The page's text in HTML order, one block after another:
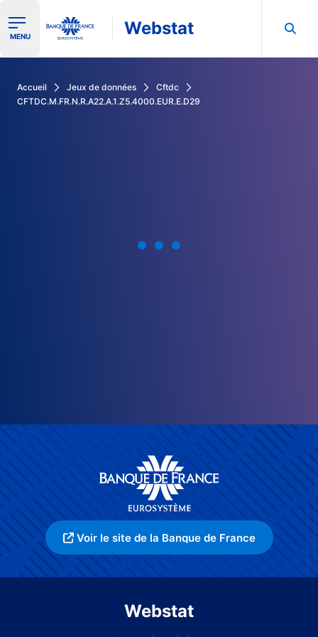
Ouvrir le menu de navigation
MENU Webstat
Accueil Jeux de données
Cftdc
CFTDC.M.FR.N.R.A22.A.1.Z5.4000.EUR.E.D29
Voir le site de la Banque de France
Webstat